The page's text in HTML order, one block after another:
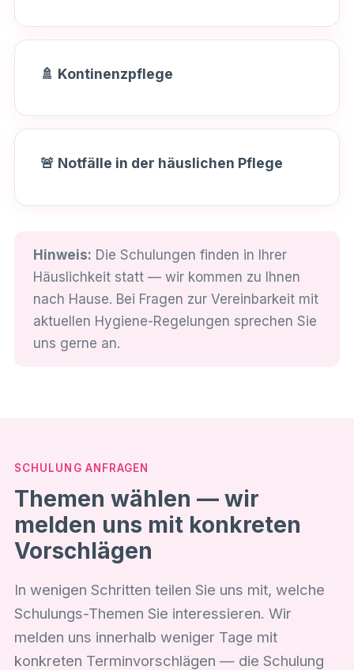
🚿 Kontinenzpflege
🚨 Notfälle in der häuslichen Pflege
Hinweis: Die Schulungen finden in Ihrer
Häuslichkeit statt — wir kommen zu Ihnen
nach Hause. Bei Fragen zur Vereinbarkeit mit
aktuellen Hygiene-Regelungen sprechen Sie
uns gerne an.
SCHULUNG ANFRAGEN
Themen wählen — wir
melden uns mit konkreten
Vorschlägen
In wenigen Schritten teilen Sie uns mit, welche
Schulungs-Themen Sie interessieren. Wir
melden uns innerhalb weniger Tage mit
konkreten Terminvorschlägen — die Schulung